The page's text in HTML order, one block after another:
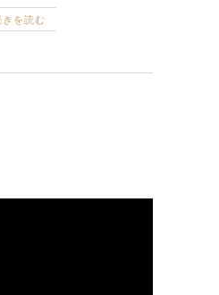
きを読む